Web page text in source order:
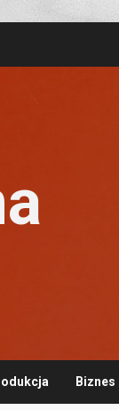
Biznes